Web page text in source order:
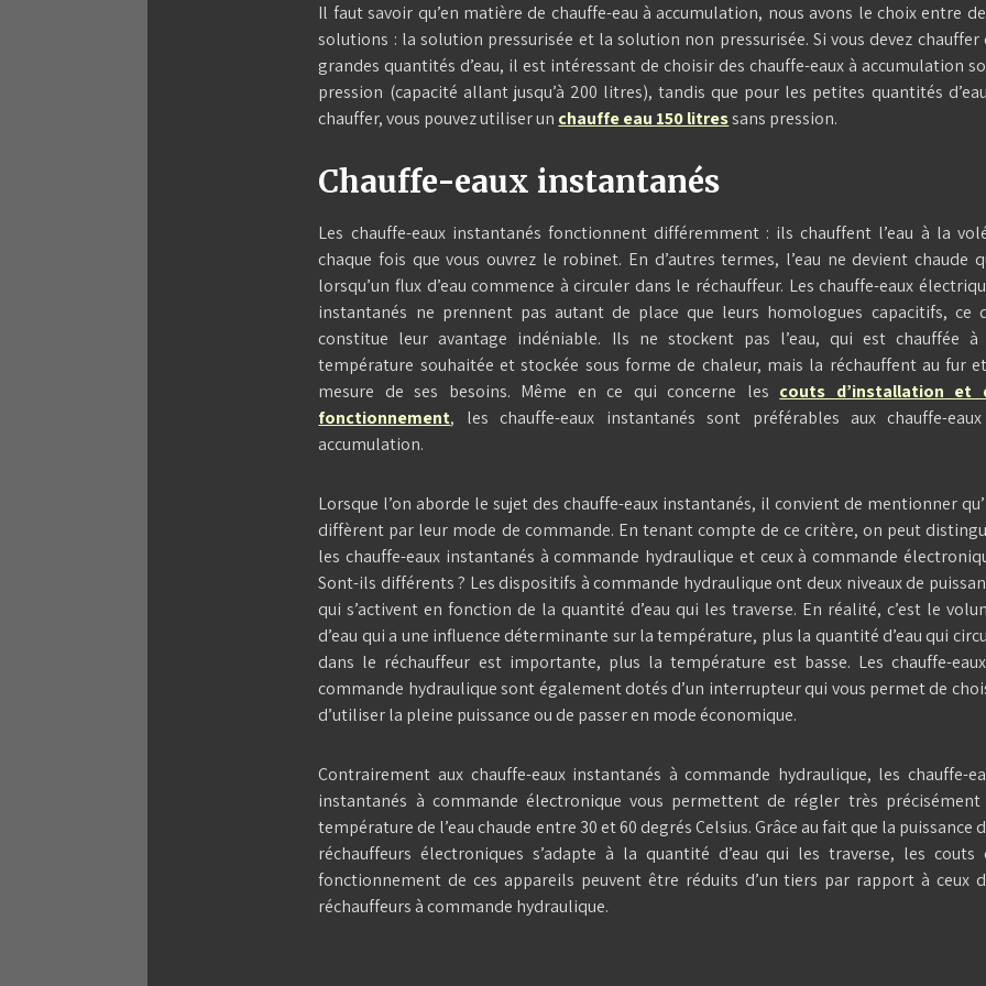
Il faut savoir qu’en matière de chauffe-eau à accumulation, nous avons le choix entre
solutions : la solution pressurisée et la solution non pressurisée. Si vous devez chauffer
grandes quantités d’eau, il est intéressant de choisir des chauffe-eaux à accumulation
pression (capacité allant jusqu’à 200 litres), tandis que pour les petites quantités
chauffer, vous pouvez utiliser un chauffe eau 150 litressans pression.
Chauffe-eaux instantanés
Les chauffe-eaux instantanés fonctionnent différemment : ils chauffent l’eau à la
chaque fois que vous ouvrez le robinet. En d’autres termes, l’eau ne devient chaude
lorsqu’un flux d’eau commence à circuler dans le réchauffeur. Les chauffe-eaux
instantanés ne prennent pas autant de place que leurs homologues capacitifs, ce
constitue leur avantage indéniable. Ils ne stockent pas l’eau, qui est chauffée à
température souhaitée et stockée sous forme de chaleur, mais la réchauffent au fur
mesure de ses besoins. Même en ce qui concerne les couts d’installation et
fonctionnement, les chauffe-eaux instantanés sont préférables aux chauffe-
accumulation.
Lorsque l’on aborde le sujet des chauffe-eaux instantanés, il convient de mentionner
diffèrent par leur mode de commande. En tenant compte de ce critère, on peut
les chauffe-eaux instantanés à commande hydraulique et ceux à commande
Sont-ils différents ? Les dispositifs à commande hydraulique ont deux niveaux de
qui s’activent en fonction de la quantité d’eau qui les traverse. En réalité, c’est le
d’eau qui a une influence déterminante sur la température, plus la quantité d’eau qui
dans le réchauffeur est importante, plus la température est basse. Les chauffe-
commande hydraulique sont également dotés d’un interrupteur qui vous permet de
d’utiliser la pleine puissance ou de passer en mode économique.
Contrairement aux chauffe-eaux instantanés à commande hydraulique, les chauffe-
instantanés à commande électronique vous permettent de régler très
température de l’eau chaude entre 30 et 60 degrés Celsius. Grâce au fait que la puissance
réchauffeurs électroniques s’adapte à la quantité d’eau qui les traverse, les couts
fonctionnement de ces appareils peuvent être réduits d’un tiers par rapport à ceux
réchauffeurs à commande hydraulique.